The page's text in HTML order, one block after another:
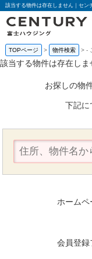
該当する物件は存在しません｜セン
TOPページ 物件検索 -
該当する物件は存在しま
お探しの物
下記に
ホームペ
会員登録